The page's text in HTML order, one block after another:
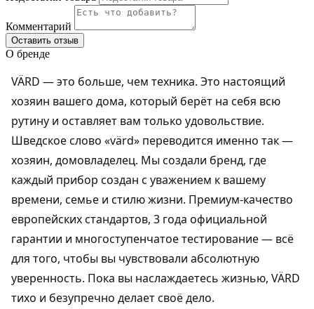
Комментарий
Оставить отзыв
О бренде
VÄRD — это больше, чем техника. Это настоящий
хозяин вашего дома, который берёт на себя всю
рутину и оставляет вам только удовольствие.
Шведское слово «värd» переводится именно так —
хозяин, домовладелец. Мы создали бренд, где
каждый прибор создан с уважением к вашему
времени, семье и стилю жизни. Премиум-качество
европейских стандартов, 3 года официальной
гарантии и многоступенчатое тестирование — всё
для того, чтобы вы чувствовали абсолютную
уверенность. Пока вы наслаждаетесь жизнью, VÄRD
тихо и безупречно делает своё дело.